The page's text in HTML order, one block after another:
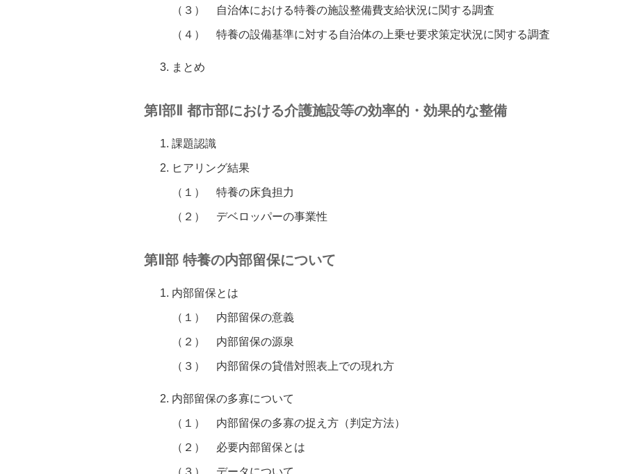
（３） 自治体における特養の施設整備費支給状況に関する調査
（４） 特養の設備基準に対する自治体の上乗せ要求策定状況に関する調査
まとめ
第Ⅰ部Ⅱ 都市部における介護施設等の効率的・効果的な整備
課題認識
ヒアリング結果
（１） 特養の床負担力
（２） デベロッパーの事業性
第Ⅱ部 特養の内部留保について
内部留保とは
（１） 内部留保の意義
（２） 内部留保の源泉
（３） 内部留保の貸借対照表上での現れ方
内部留保の多寡について
（１） 内部留保の多寡の捉え方（判定方法）
（２） 必要内部留保とは
（３） データについて